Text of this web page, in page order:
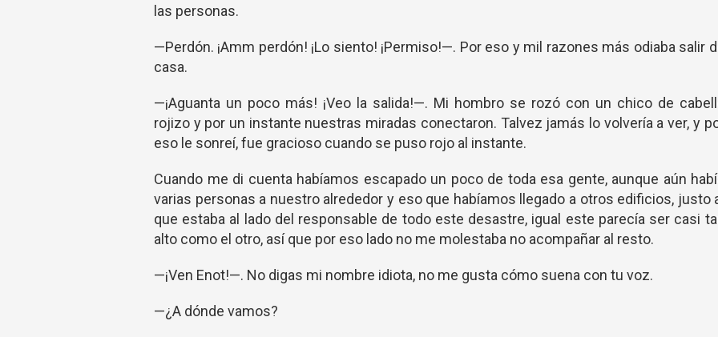
las personas.
—Perdón. ¡Amm perdón! ¡Lo siento! ¡Permiso!—. Por eso y mil razones más odiaba salir
casa.
—¡Aguanta un poco más! ¡Veo la salida!—. Mi hombro se rozó con un chico de
rojizo y por un instante nuestras miradas conectaron. Talvez jamás lo volvería a ver, y
eso le sonreí, fue gracioso cuando se puso rojo al instante.
Cuando me di cuenta habíamos escapado un poco de toda esa gente, aunque aún
varias personas a nuestro alrededor y eso que habíamos llegado a otros edificios, justo
que estaba al lado del responsable de todo este desastre, igual este parecía ser casi
alto como el otro, así que por eso lado no me molestaba no acompañar al resto.
—¡Ven Enot!—. No digas mi nombre idiota, no me gusta cómo suena con tu voz.
—¿A dónde vamos?